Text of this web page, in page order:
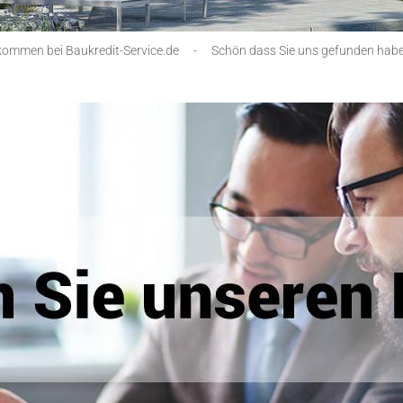
bei Baukredit-Service.de - Schön dass Sie uns gefunden